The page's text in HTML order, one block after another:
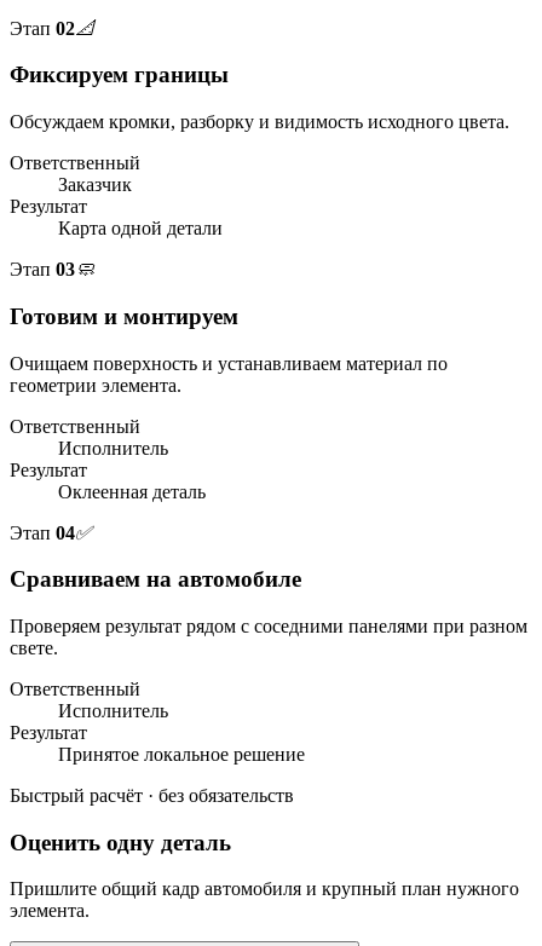
Этап 02📐
Фиксируем границы
Обсуждаем кромки, разборку и видимость исходного цвета.
Ответственный
Заказчик
Результат
Карта одной детали
Этап 03🧼
Готовим и монтируем
Очищаем поверхность и устанавливаем материал по
геометрии элемента.
Ответственный
Исполнитель
Результат
Оклеенная деталь
Этап 04✅
Сравниваем на автомобиле
Проверяем результат рядом с соседними панелями при разном
свете.
Ответственный
Исполнитель
Результат
Принятое локальное решение
Быстрый расчёт · без обязательств
Оценить одну деталь
Пришлите общий кадр автомобиля и крупный план нужного
элемента.